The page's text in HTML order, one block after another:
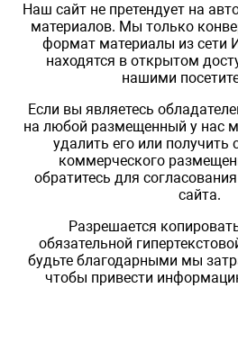
Наш сайт не претендует на
материалов. Мы только
формат материалы из сети
находятся в открытом
нашими
Если вы являетесь
на любой размещенный у нас
удалить его или получить
коммерческого
обратитесь для
сайта.
Разрешается
обязательной
будьте благодарными мы
чтобы привести